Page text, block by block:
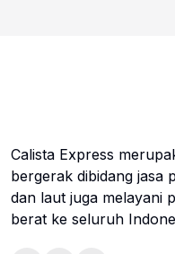
Calista Express
bergerak dibidang jasa
dan laut juga melayani
berat ke seluruh